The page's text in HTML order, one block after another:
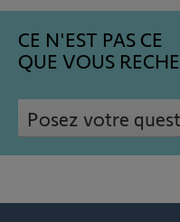
CE N'EST PAS CE
QUE VOUS
Posez votre